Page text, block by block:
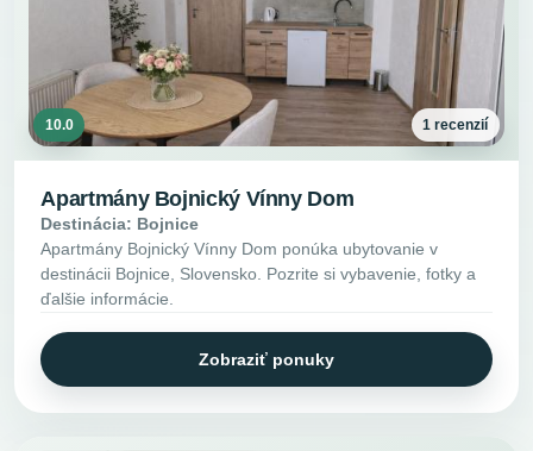
10.0 1 recenzií
Apartmány Bojnický Vínny Dom
Destinácia: Bojnice
Apartmány Bojnický Vínny Dom ponúka ubytovanie v
destinácii Bojnice, Slovensko. Pozrite si vybavenie, fotky a
ďalšie informácie.
Zobraziť ponuky